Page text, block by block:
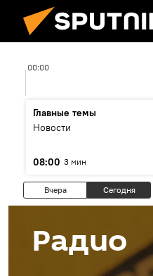
00:00
Главные темы
Новости
08:00 3 мин
Вчера Сегодня
Радио